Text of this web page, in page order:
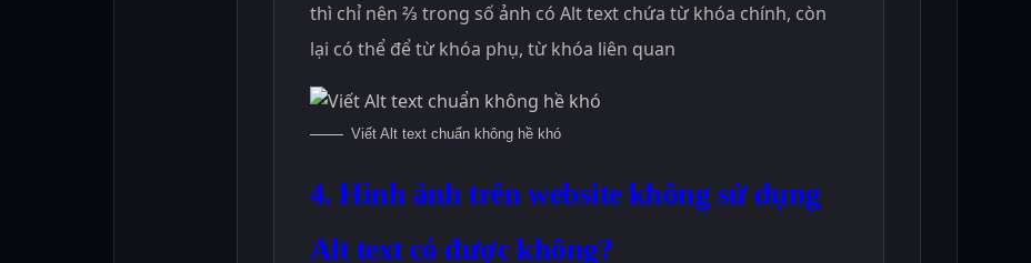
thì chỉ nên ⅔ trong số ảnh có Alt text chứa từ khóa chính, còn
lại có thể để từ khóa phụ, từ khóa liên quan
Viết Alt text chuẩn không hề khó
4. Hình ảnh trên website không sử dụng
Alt text có được không?